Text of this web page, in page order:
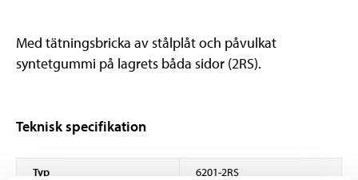
Med tätningsbricka av stålplåt och påvulkat
syntetgummi på lagrets båda sidor (2RS).
Teknisk specifikation
Typ
6201-2RS